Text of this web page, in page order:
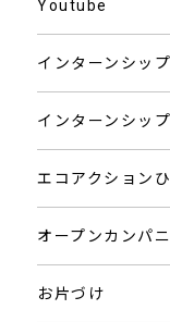
Youtube
インターンシップ
インターンシップ
エコアクション
オープンカンパ
お片づけ